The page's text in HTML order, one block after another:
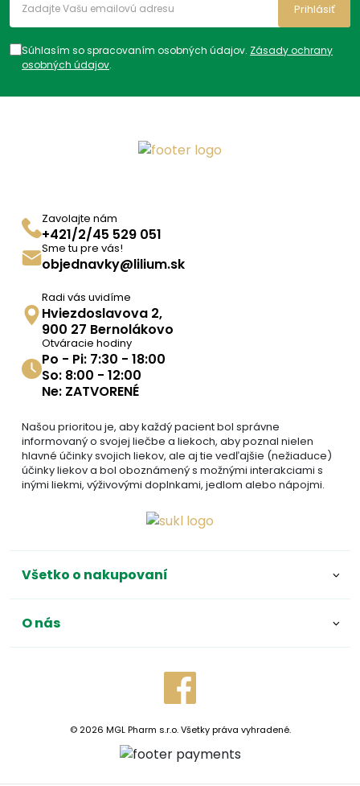
Súhlasím so spracovaním osobných údajov. Zásady ochrany
osobných údajov.
Prihlásiť
Zavolajte nám
+421/2/45 529 051
Sme tu pre vás!
objednavky@lilium.sk
Radi vás uvidíme
Hviezdoslavova 2,
900 27 Bernolákovo
Otváracie hodiny
Po - Pi: 7:30 - 18:00
So: 8:00 - 12:00
Ne: ZATVORENÉ
Našou prioritou je, aby každý pacient bol správne
informovaný o svojej liečbe a liekoch, aby poznal nielen
hlavné účinky svojich liekov, ale aj tie vedľajšie (nežiaduce)
účinky liekov a bol oboznámený s možnými interakciami s
inými liekmi, výživovými doplnkami, jedlom alebo nápojmi.
Všetko o nakupovaní
O nás
© 2026 MGL Pharm s.r.o. Všetky práva vyhradené.